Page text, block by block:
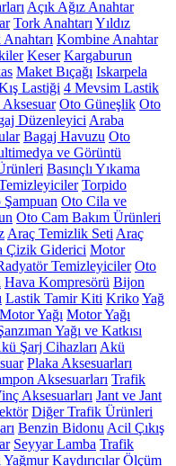
Açık Ağız Anahtar
Tork Anahtarı Yıldız
Kombine Anahtar
Keser Kargaburun
Maket Bıçağı Iskarpela
Lastiği 4 Mevsim Lastik
Oto Güneşlik Oto
Düzenleyici Araba
Bagaj Havuzu Oto
ve Görüntü
Basınçlı Yıkama
Torpido
Şampuan Oto Cila ve
Oto Cam Bakım Ürünleri
Araç Temizlik Seti Araç
Çizik Giderici Motor
Temizleyiciler Oto
Hava Kompresörü Bijon
Lastik Tamir Kiti KrikoYağ
Motor Yağı Motor Yağı
Yağı ve Katkısı
Şarj Cihazları Akü
Plaka Aksesuarları
Aksesuarları Trafik
Aksesuarları Jant ve Jant
Diğer Trafik Ürünleri
Benzin Bidonu Acil Çıkış
Seyyar Lamba Trafik
Yağmur Kaydırıcılar Ölçüm